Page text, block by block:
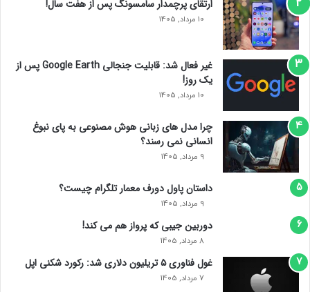
ش
ک
ت
ن
س
ط
ه
ل
و
و
گ
!
ارتقای پرچمدار سامسونگ پس از هفت سال!
10 مرداد, 1405
غیر فعال شد: قابلیت جنجالی Google Earth پس از
یک روز!
10 مرداد, 1405
چرا مدل‌ های زبانی هوش مصنوعی به پای نبوغ
انسانی نمی‌ رسند؟
9 مرداد, 1405
داستان پاول دورف معمار تلگرام چیست؟
9 مرداد, 1405
دوربین جیبی که پرواز هم می‌ کند!
8 مرداد, 1405
غول فناوری ۵ تریلیون دلاری شد: رکورد شکنی اپل
7 مرداد, 1405